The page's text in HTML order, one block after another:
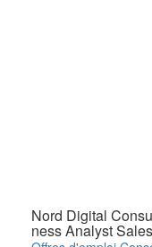
Nord Digital
ness Analyst